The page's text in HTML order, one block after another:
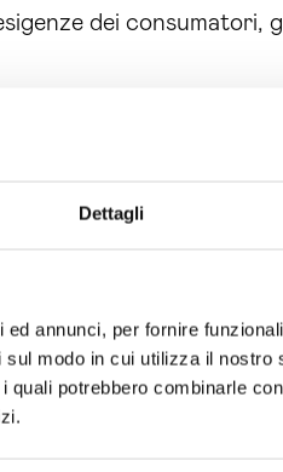
Dettagli
annunci, per fornire
modo in cui utilizza il
potrebbero combinarle
dei consumatori,
. Ti
di avere sempre
complessivo della tua
e mirate.
panorama del
un’opportunità
Non aspettare, il tuo